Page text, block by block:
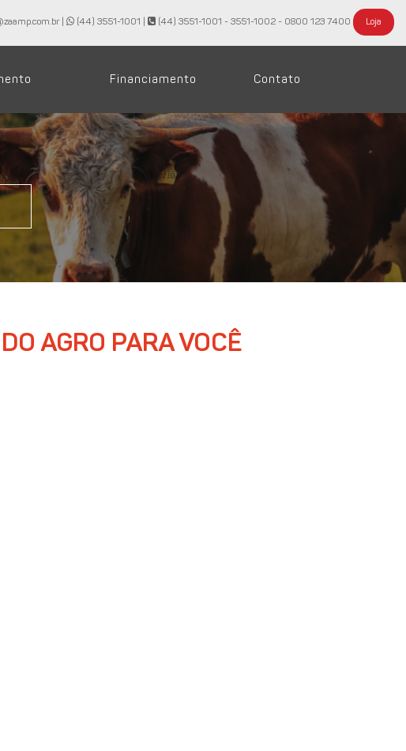
| (44) 3551-1001 (44) 3551-1001 - 3551-1002 - 0800 123 7400 Loja
Financiamento Contato
AGRO PARA VOCÊ